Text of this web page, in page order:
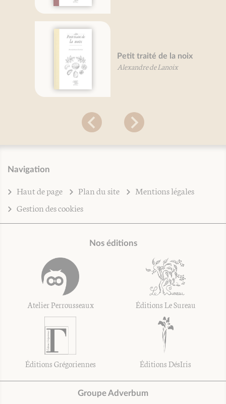
Petit traité de la noix
Alexandre de Lanoix
Navigation
Haut de page Plan du site
Mentions légales
Gestion des cookies
Nos éditions
Atelier Perrousseaux Éditions Le Sureau
Éditions Grégoriennes Éditions DésIris
Groupe Adverbum